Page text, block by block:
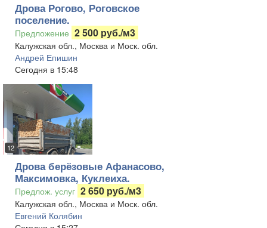
Дрова Рогово, Роговское
поселение.
Предложение 2 500 руб./м3
Калужская обл., Москва и Моск. обл.
Андрей Епишин
Сегодня в 15:48
12
Дрова берёзовые Афанасово,
Максимовка, Куклеиха.
Предлож. услуг 2 650 руб./м3
Калужская обл., Москва и Моск. обл.
Евгений Колябин